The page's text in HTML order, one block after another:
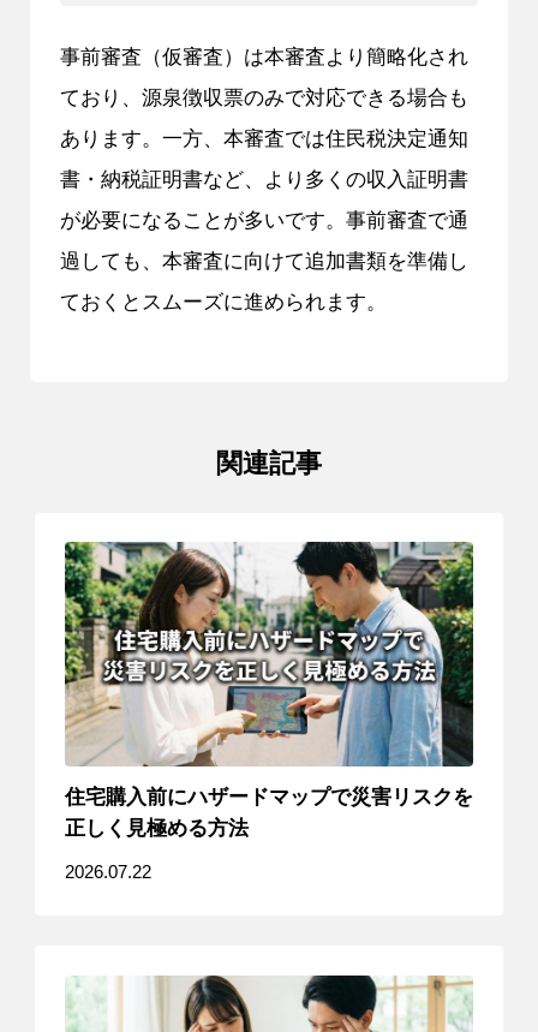
事前審査（仮審査）は本審査より簡略化され
ており、源泉徴収票のみで対応できる場合も
あります。一方、本審査では住民税決定通知
書・納税証明書など、より多くの収入証明書
が必要になることが多いです。事前審査で通
過しても、本審査に向けて追加書類を準備し
ておくとスムーズに進められます。
関連記事
住宅購入前にハザードマップで災害リスクを
正しく見極める方法
2026.07.22